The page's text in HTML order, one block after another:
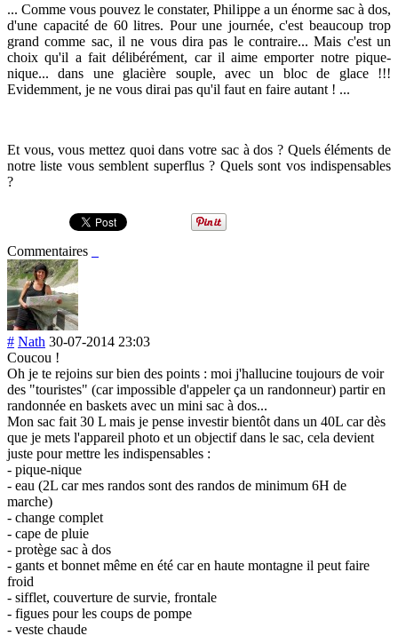
... Comme vous pouvez le constater, Philippe a un énorme sac à dos,
d'une capacité de 60 litres. Pour une journée, c'est beaucoup trop
grand comme sac, il ne vous dira pas le contraire... Mais c'est un
choix qu'il a fait délibérément, car il aime emporter notre pique-
nique... dans une glacière souple, avec un bloc de glace !!!
Evidemment, je ne vous dirai pas qu'il faut en faire autant ! ...
Et vous, vous mettez quoi dans votre sac à dos ? Quels éléments de
notre liste vous semblent superflus ? Quels sont vos indispensables
?
Commentaires
# Nath 30-07-2014 23:03
Coucou !
Oh je te rejoins sur bien des points : moi j'hallucine toujours de voir
des "touristes" (car impossible d'appeler ça un randonneur) partir en
randonnée en baskets avec un mini sac à dos...
Mon sac fait 30 L mais je pense investir bientôt dans un 40L car dès
que je mets l'appareil photo et un objectif dans le sac, cela devient
juste pour mettre les indispensables :
- pique-nique
- eau (2L car mes randos sont des randos de minimum 6H de
marche)
- change complet
- cape de pluie
- protège sac à dos
- gants et bonnet même en été car en haute montagne il peut faire
froid
- sifflet, couverture de survie, frontale
- figues pour les coups de pompe
- veste chaude